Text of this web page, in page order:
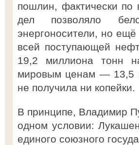
пошлин, фактически по
дел позволяло
энергоносители, но
всей поступающей
19,2 миллиона тонн
мировым ценам — 13,5
не получила ни копейки.
В принципе, Владимир
одном условии:
единого союзного